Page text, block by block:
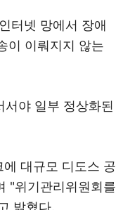
터넷 망에서 장애
이 이뤄지지 않는
서야 일부 정상화된
대규모 디도스 공
"위기관리위원회를
밝혔다.